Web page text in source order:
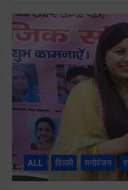
ALL दिल्ली मनोरंजन